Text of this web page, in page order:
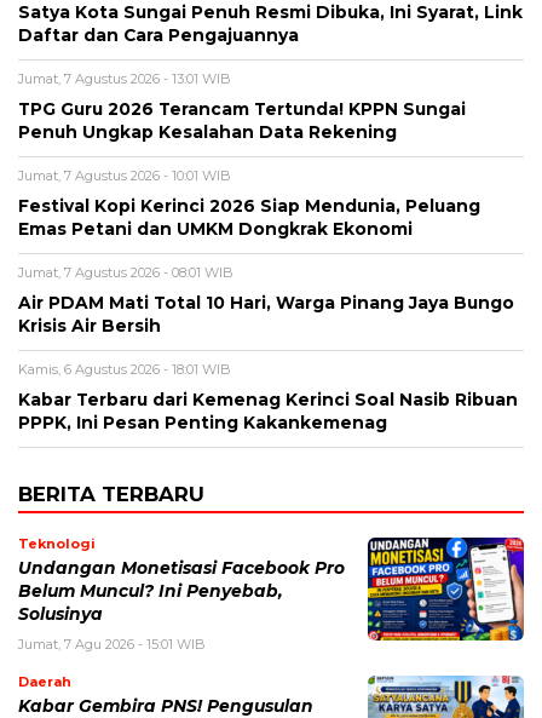
Satya Kota Sungai Penuh Resmi Dibuka, Ini Syarat, Link
Daftar dan Cara Pengajuannya
Jumat, 7 Agustus 2026 - 13:01 WIB
TPG Guru 2026 Terancam Tertunda! KPPN Sungai
Penuh Ungkap Kesalahan Data Rekening
Jumat, 7 Agustus 2026 - 10:01 WIB
Festival Kopi Kerinci 2026 Siap Mendunia, Peluang
Emas Petani dan UMKM Dongkrak Ekonomi
Jumat, 7 Agustus 2026 - 08:01 WIB
Air PDAM Mati Total 10 Hari, Warga Pinang Jaya Bungo
Krisis Air Bersih
Kamis, 6 Agustus 2026 - 18:01 WIB
Kabar Terbaru dari Kemenag Kerinci Soal Nasib Ribuan
PPPK, Ini Pesan Penting Kakankemenag
BERITA TERBARU
Teknologi
Undangan Monetisasi Facebook Pro
Belum Muncul? Ini Penyebab,
Solusinya
Jumat, 7 Agu 2026 - 15:01 WIB
Daerah
Kabar Gembira PNS! Pengusulan